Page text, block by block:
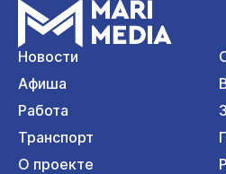
Новости
Афиша
Работа
Транспорт
О проекте